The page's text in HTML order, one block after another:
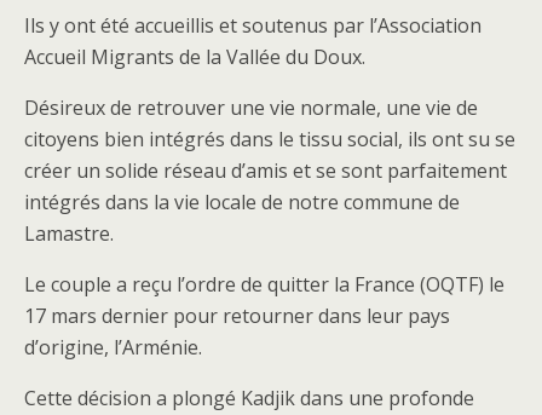
Ils y ont été accueillis et soutenus par l’Association
Accueil Migrants de la Vallée du Doux.
Désireux de retrouver une vie normale, une vie de
citoyens bien intégrés dans le tissu social, ils ont su se
créer un solide réseau d’amis et se sont parfaitement
intégrés dans la vie locale de notre commune de
Lamastre.
Le couple a reçu l’ordre de quitter la France (OQTF) le
17 mars dernier pour retourner dans leur pays
d’origine, l’Arménie.
Cette décision a plongé Kadjik dans une profonde